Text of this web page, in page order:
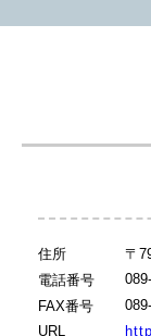
住所
〒
電話番号
FAX番号
URL